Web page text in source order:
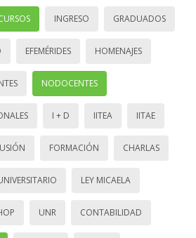
INGRESO GRADUADOS
EFEMÉRIDES HOMENAJES
NODOCENTES
I + D IITEA IITAE
FORMACIÓN CHARLAS
LEY MICAELA
UNR CONTABILIDAD